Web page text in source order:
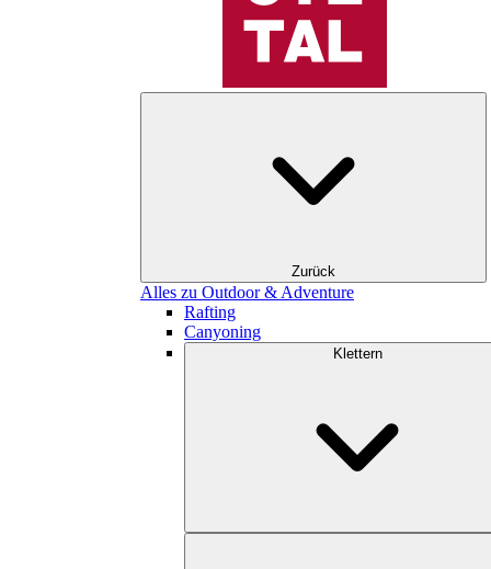
Zurück
Alles zu Outdoor & Adventure
Rafting
Canyoning
Klettern